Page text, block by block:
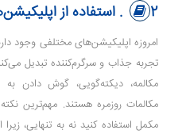
2. استفاده از اپلیکیشن‌ها و پلتفرم‌های آنلاین
امروزه اپلیکیشن‌های مختلفی وجود
تجربه جذاب و سرگرم‌کننده تبدیل
مکالمه، دیکته‌گویی، گوش دادن
مکالمات روزمره هستند. مهم‌ترین
مکمل استفاده کنید نه به‌ تنهایی،